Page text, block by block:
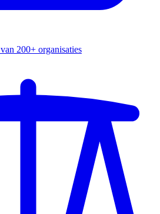
200+ organisaties